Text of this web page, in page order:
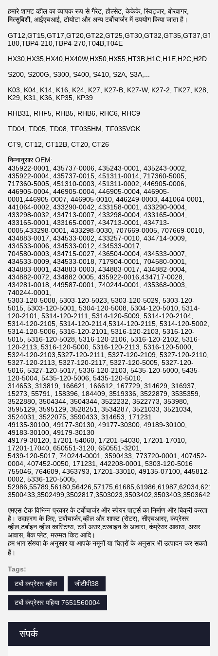
संपर्क
हमारे शाफ्ट व्हील का व्यापक रूप से गैरेट, होल्सेट, केकेके, स्विट्जर, बोरवागर,
मित्सुबिशी, आईएचआई, टोयोटा और अन्य टर्बोचार्जर में उपयोग किया जाता है।
180,TBP4-210,TBP4-270,T04B,T04E
HX30,HX35,HX40,HX40W,HX50,HX55,HT3B,H1C,H1E,H2C,H2D...
S200, S200G, S300, S400, S410, S2A, S3A,...
K03, K04, K14, K16, K24, K27, K27-B, K27-W, K27-2, TK27, K28,
K29, K31, K36, KP35, KP39
RHB31, RHF5, RHB5, RHB6, RHC6, RHC9
TD04, TD05, TD08, TF035HM, TF035VGK
CT9, CT12, CT12B, CT20, CT26
निम्नानुसार OEM:
435922-0001, 435737-0006, 435243-0001, 435243-0002,
435922-0004, 435737-0015, 451311-0014, 717360-5005,
717360-5005, 451310-0003, 451311-0002, 446905-0006,
446905-0004, 446905-0004, 446905-0004, 446905-
0001,446905-0007, 446905-0010, 446249-0003, 441064-0001,
441064-0002, 433290-0042, 433158-0001, 433290-0004,
433298-0032, 434713-0007, 433298-0004, 433165-0004,
433165-0001, 433165-0007, 434713-0001, 434713-
0005,433298-0001, 433298-0030, 707669-0005, 707669-0010,
434883-0017, 434533-0002, 433257-0010, 434714-0009,
434533-0006, 434533-0012, 434533-0017,
704580-0003, 434715-0027, 436504-0004, 434533-0007,
434533-0009, 434533-0018, 717904-0001, 704580-0001,
434883-0001, 434883-0003, 434883-0017, 434882-0004,
434882-0072, 434882 0005, 435922-0016,434717-0028,
434281-0018, 449587-0001, 740244-0001, 435368-0003,
740244-0001,
5303-120-5008, 5303-120-5023, 5303-120-5029, 5303-120-
5015, 5303-120-5001, 5304-120-5008, 5304-120-5010, 5314-
120-2101, 5314-120-2111, 5314-120-5009, 5314-120-2104,
5314-120-2105, 5314-120-2114,5314-120-2115, 5314-120-5002,
5314-120-5006, 5316-120-2101, 5316-120-2103, 5316-120-
5015, 5316-120-5028, 5316-120-2106, 5316-120-2102, 5316-
120-2113, 5316-120-5000, 5316-120-2113, 5316-120-5000,
5324-120-2103,5327-120-2111, 5327-120-2109, 5327-120-2110,
5327-120-2113, 5327-120-2117, 5327-120-5005, 5327-120-
5016, 5327-120-5017, 5336-120-2103, 5435-120-5000, 5435-
120-5004, 5435-120-5006, 5435-120-5010,
314653, 313819, 166621, 166612, 167729, 314629, 316937,
15273, 55791, 158396, 184409, 3519336, 3522879, 3535359,
3522880, 3504344, 3504344, 3522232, 3522773, 353980,
3595129, 3595129, 3528251, 3534287, 3521033, 3521034,
3524031, 3522075, 3590433, 314653, 171231
49135-30100, 49177-30130, 49177-30300, 49189-30100,
49183-30100, 49179-30130
49179-30120, 17201-54060, 17201-54030, 17201-17010,
17201-17040, 650551-3120, 650551-3201,
5439-120-5017, 740244-0001, 3590433, 773720-0001, 407452-
0004, 407452-0050, 171231, 442208-0001, 5303-120-5016
755046, 764609, 4363793, 17201-33010, 49135-07100, 445812-
0002, 5336-120-5005,
एमएस-टेक विभिन्न प्रकार के टर्बोचार्जर और स्पेयर पार्ट्स का निर्माण और बिक्री करता
है। उदाहरण के लिए, टर्बोचार्जर,व्हील और शाफ्ट (रोटर), सीएचआरए, कंप्रेसर
व्हील,टर्बाइन व्हील कास्टिंग्स, टर्बो असर,टरबाइन के आवास, कंप्रेसर आवास, असर
आवास, बैक प्लेट, मरम्मत किट आदि।
हम भाग संख्या के अनुसार या आपके नमूनों या चित्रों के अनुसार भी उत्पादन कर सकते
हैं।
Tags:
टर्बो कंप्रेसर व्हील
जीटीपी38
टर्बो कंप्रेसर पहिया 7651560004